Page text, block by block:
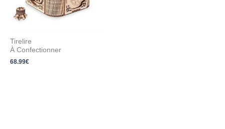
Tirelire
À Confectionner
68.99€